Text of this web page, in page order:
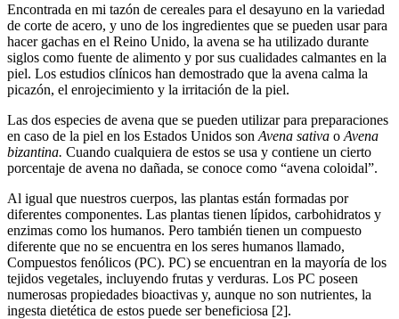
Encontrada en mi tazón de cereales para el desayuno en la variedad
de corte de acero, y uno de los ingredientes que se pueden usar para
hacer gachas en el Reino Unido, la avena se ha utilizado durante
siglos como fuente de alimento y por sus cualidades calmantes en la
piel. Los estudios clínicos han demostrado que la avena calma la
picazón, el enrojecimiento y la irritación de la piel.
Las dos especies de avena que se pueden utilizar para preparaciones
en caso de la piel en los Estados Unidos son Avena sativa o Avena
bizantina. Cuando cualquiera de estos se usa y contiene un cierto
porcentaje de avena no dañada, se conoce como “avena coloidal”.
Al igual que nuestros cuerpos, las plantas están formadas por
diferentes componentes. Las plantas tienen lípidos, carbohidratos y
enzimas como los humanos. Pero también tienen un compuesto
diferente que no se encuentra en los seres humanos llamado,
Compuestos fenólicos (PC). PC) se encuentran en la mayoría de los
tejidos vegetales, incluyendo frutas y verduras. Los PC poseen
numerosas propiedades bioactivas y, aunque no son nutrientes, la
ingesta dietética de estos puede ser beneficiosa [2].